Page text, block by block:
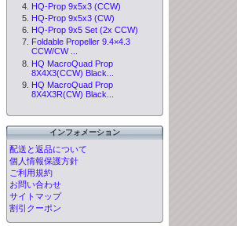
HQ-Prop 9x5x3 (CCW)
HQ-Prop 9x5x3 (CW)
HQ-Prop 9x5 Set (2x CCW)
Foldable Propeller 9.4×4.3
CCW/CW ...
HQ MacroQuad Prop
8X4X3(CCW) Black...
HQ MacroQuad Prop
8X4X3R(CW) Black...
インフォメーション
配送と返品について
個人情報保護方針
ご利用規約
お問い合わせ
サイトマップ
割引クーポン